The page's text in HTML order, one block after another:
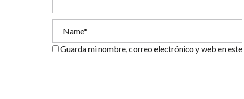
Guarda mi nombre, correo electrónico y web en